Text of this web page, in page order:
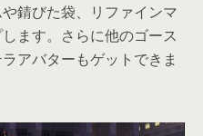
錆びた袋、リファインマ
ます。さらに他のゴース
アバターもゲットできま